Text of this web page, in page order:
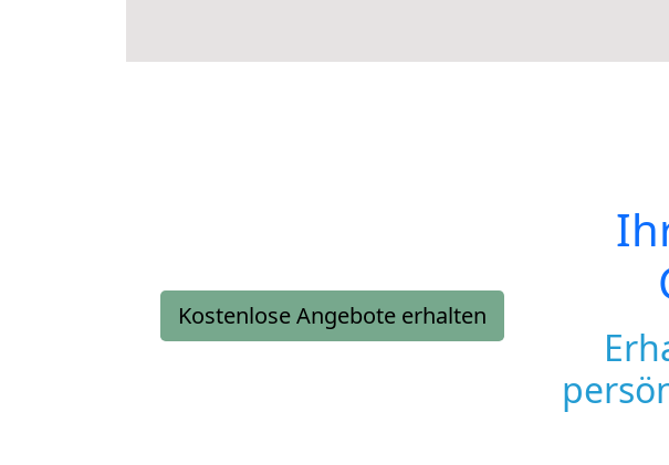
Kostenlose Angebote erhalten